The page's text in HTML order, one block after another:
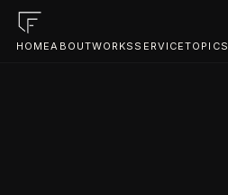
HOMEABOUTWORKS SERVICETOPICS